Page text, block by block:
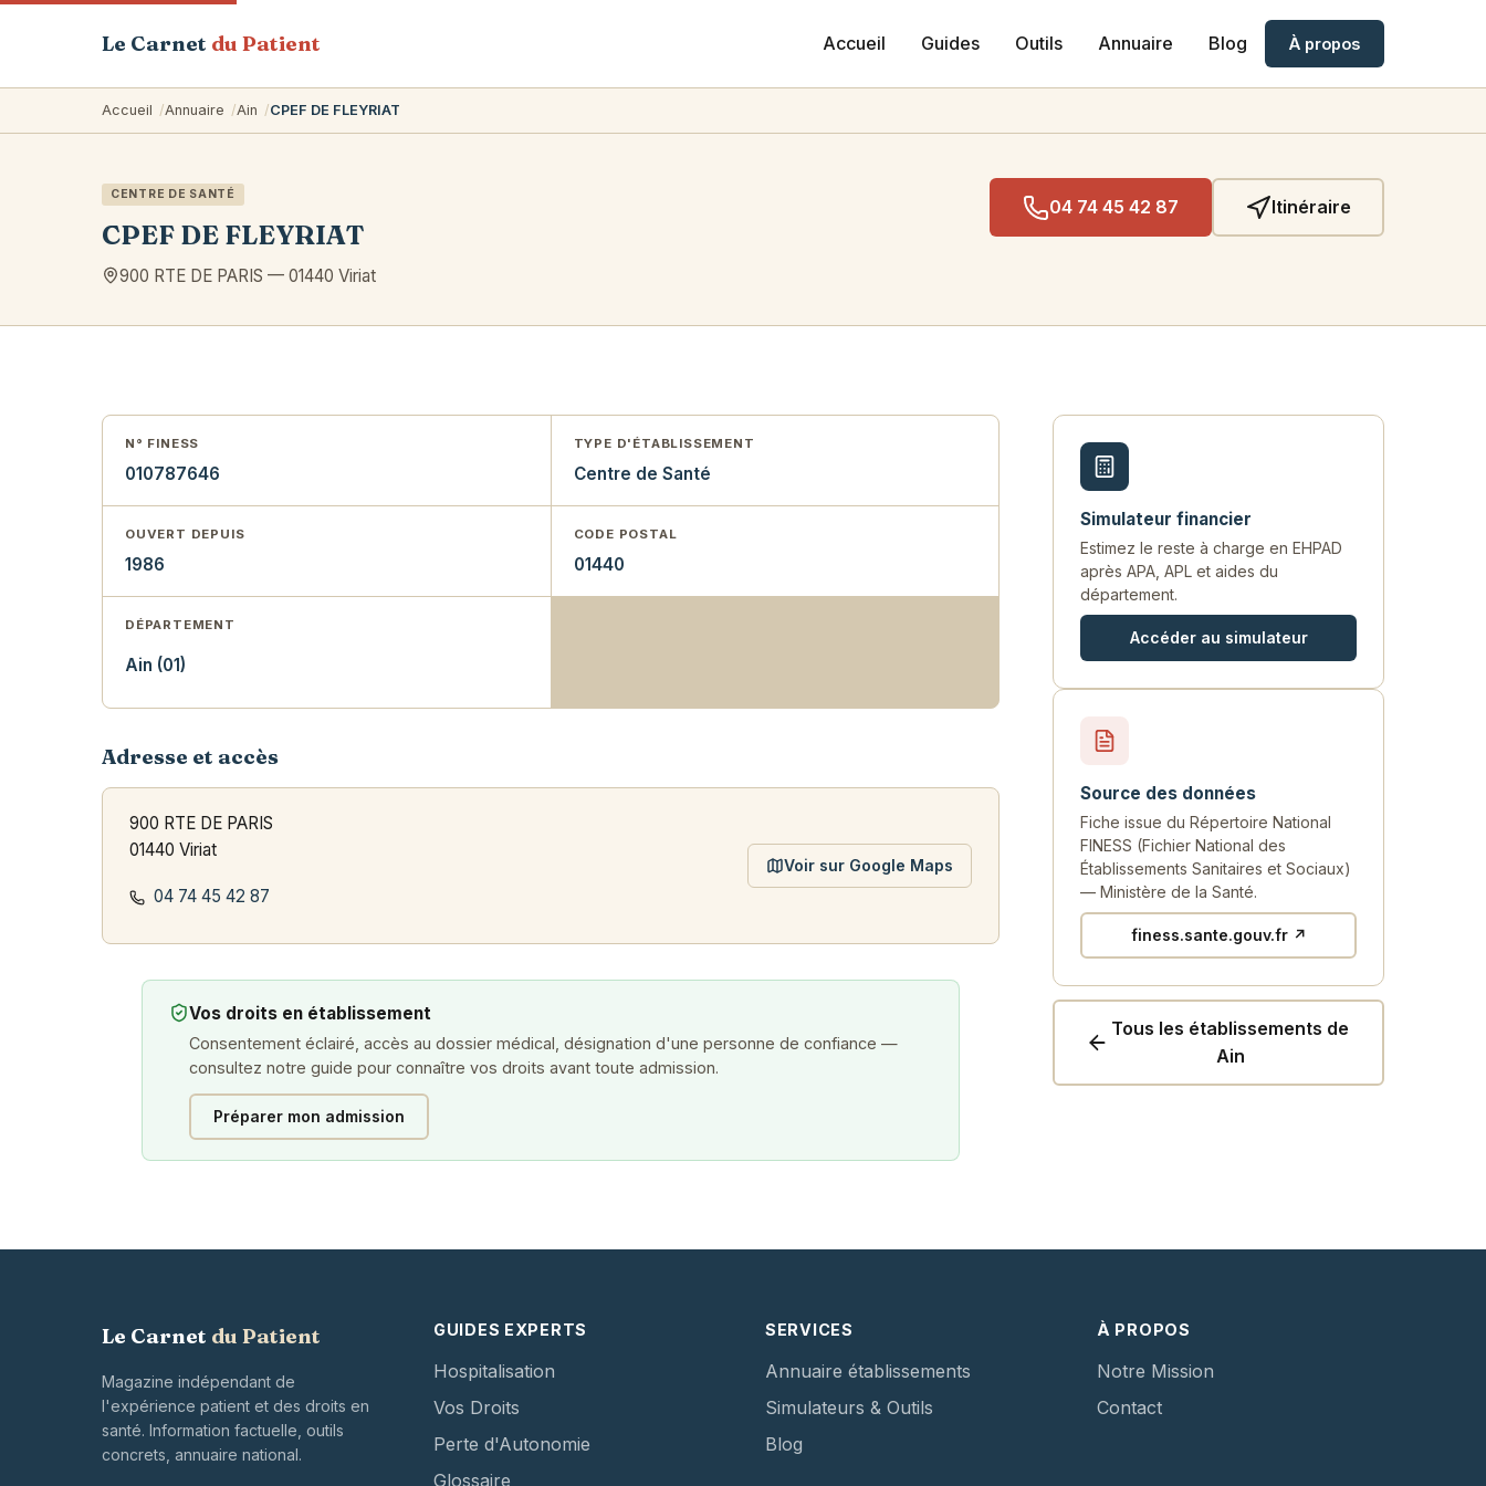
Le Carnet du Patient Accueil Guides Outils Annuaire Blog À propos
Accueil Annuaire Ain CPEF DE FLEYRIAT
CENTRE DE SANTÉ
CPEF DE FLEYRIAT
900 RTE DE PARIS — 01440 Viriat
04 74 45 42 87 Itinéraire
N° FINESS
010787646
TYPE D'ÉTABLISSEMENT
Centre de Santé
OUVERT DEPUIS
1986
CODE POSTAL
01440
DÉPARTEMENT
Ain (01)
Adresse et accès
900 RTE DE PARIS
01440 Viriat
04 74 45 42 87
Voir sur Google Maps
Vos droits en établissement
Consentement éclairé, accès au dossier médical, désignation d'une personne de confiance —
consultez notre guide pour connaître vos droits avant toute admission.
Préparer mon admission
Simulateur financier
Estimez le reste à charge en EHPAD
après APA, APL et aides du
département.
Accéder au simulateur
Source des données
Fiche issue du Répertoire National
FINESS (Fichier National des
Établissements Sanitaires et Sociaux)
— Ministère de la Santé.
finess.sante.gouv.fr ↗
Tous les établissements de
Ain
Le Carnet du Patient
Magazine indépendant de
l'expérience patient et des droits en
santé. Information factuelle, outils
concrets, annuaire national.
GUIDES EXPERTS
Hospitalisation
Vos Droits
Perte d'Autonomie
Glossaire
SERVICES
Annuaire établissements
Simulateurs & Outils
Blog
À PROPOS
Notre Mission
Contact